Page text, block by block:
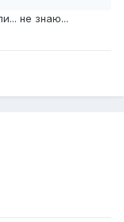
не знаю...